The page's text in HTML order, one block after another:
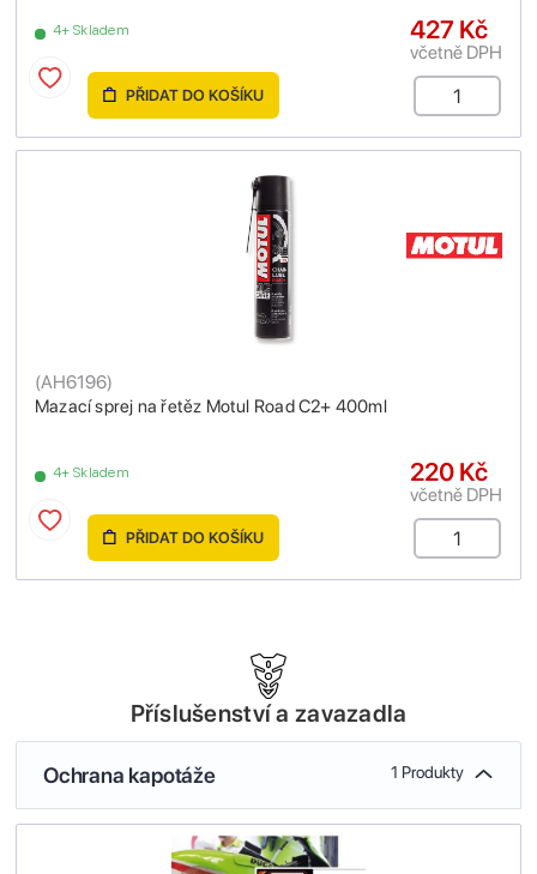
4+ Skladem 427 Kč
včetně DPH
PŘIDAT DO KOŠÍKU
Mazací sprej na řetěz Motul Road C2+ 400ml
(AH6196)
4+ Skladem 220 Kč
včetně DPH
PŘIDAT DO KOŠÍKU
Příslušenství a zavazadla
Ochrana kapotáže 1 Produkty